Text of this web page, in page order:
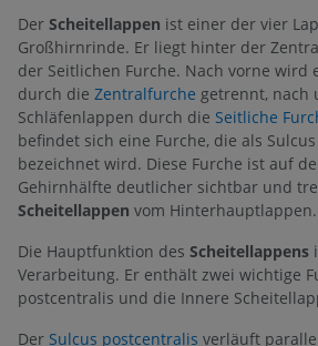
Der Scheitellappen ist einer der vier
Großhirnrinde. Er liegt hinter der
der Seitlichen Furche. Nach vorne wird
durch die Zentralfurche getrennt, nach
Schläfenlappen durch die Seitliche
befindet sich eine Furche, die als
bezeichnet wird. Diese Furche ist auf
Gehirnhälfte deutlicher sichtbar und
Scheitellappen vom Hinterhauptlappen.
Die Hauptfunktion des Scheitellappens
Verarbeitung. Er enthält zwei wichtige
postcentralis und die Innere
Der Sulcus postcentralis verläuft